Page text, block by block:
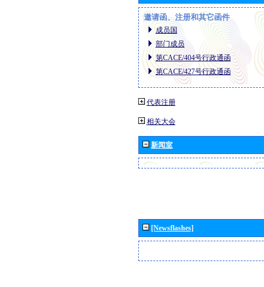
邀请函、注册和其它函件
成员国
部门成员
第CACE/404号行政通函
第CACE/427号行政通函
代表注册
相关大会
新闻室
[Newsflashes]